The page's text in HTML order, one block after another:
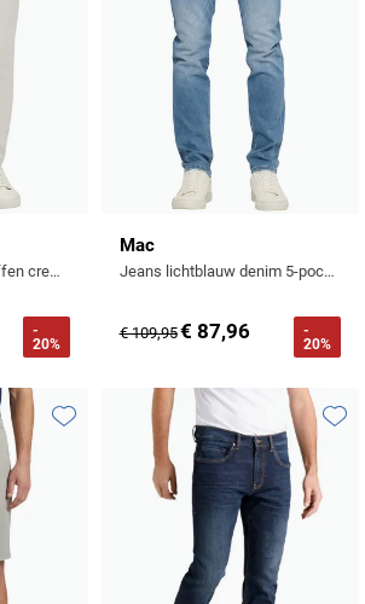
linnen Lennox chino effen creme
-
20%
Mac
Jeans lichtblauw denim 5-pocket normale fit
€ 109,95€ 87,96
-
20%
Toevoegen aan favorieten